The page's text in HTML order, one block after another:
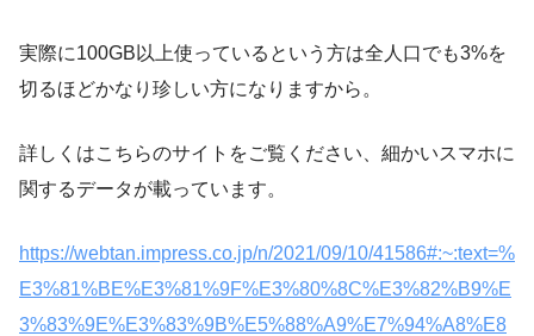
実際に100GB以上使っているという方は全人口でも3%を
切るほどかなり珍しい方になりますから。
詳しくはこちらのサイトをご覧ください、細かいスマホに
関するデータが載っています。
https://webtan.impress.co.jp/n/2021/09/10/41586#:~:text=%
E3%81%BE%E3%81%9F%E3%80%8C%E3%82%B9%E
3%83%9E%E3%83%9B%E5%88%A9%E7%94%A8%E8